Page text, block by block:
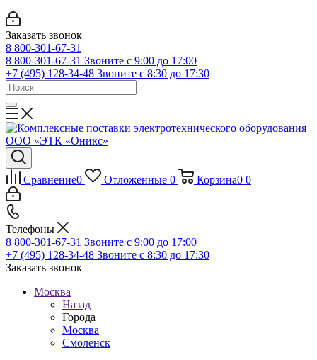
Заказать звонок
8 800-301-67-31
8 800-301-67-31 Звоните с 9:00 до 17:00
+7 (495) 128-34-48 Звоните с 8:30 до 17:30
Сравнение0 Отложенные 0 Корзина0 0
Телефоны
8 800-301-67-31 Звоните с 9:00 до 17:00
+7 (495) 128-34-48 Звоните с 8:30 до 17:30
Заказать звонок
Москва
Назад
Города
Москва
Смоленск